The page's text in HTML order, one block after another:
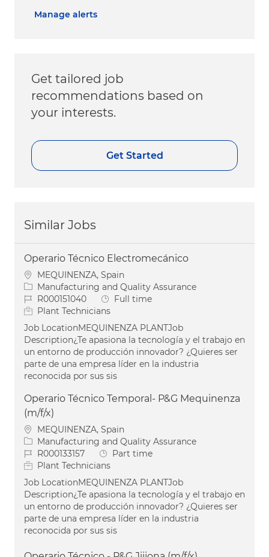
Manage alerts
Get tailored job
recommendations based on
your interests.
Get Started
Similar Jobs
Operario Técnico Electromecánico
Location
MEQUINENZA, Spain
Category
Manufacturing and Quality Assurance
Job IdR000151040 Job Type
Full time
Plant Technicians
Job LocationMEQUINENZA PLANTJob
Description¿Te apasiona la tecnología y el trabajo en
un entorno de producción innovador? ¿Quieres ser
parte de una empresa líder en la industria
reconocida por sus sis
Operario Técnico Temporal- P&G Mequinenza
(m/f/x)
Location
MEQUINENZA, Spain
Category
Manufacturing and Quality Assurance
Job IdR000133157 Job Type
Part time
Plant Technicians
Job LocationMEQUINENZA PLANTJob
Description¿Te apasiona la tecnología y el trabajo en
un entorno de producción innovador? ¿Quieres ser
parte de una empresa líder en la industria
reconocida por sus sis